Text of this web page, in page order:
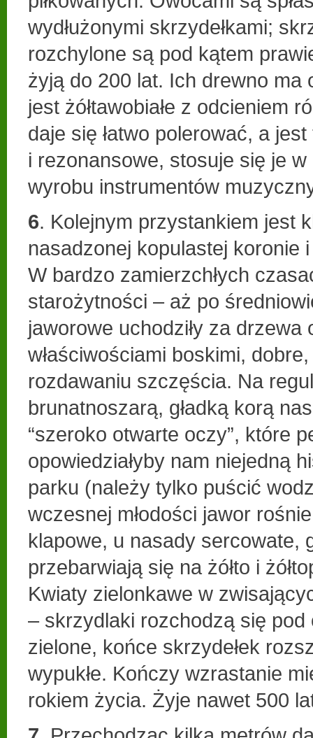
wydłużonymi skrzydełkami;
rozchylone są pod kątem
żyją do 200 lat. Ich drewno ma
jest żółtawobiałe z odcieniem
daje się łatwo polerować, a
i rezonansowe, stosuje się je
wyrobu instrumentów
6. Kolejnym przystankiem jest
nasadzonej kopulastej koronie
W bardzo zamierzchłych
starożytności – aż po
jaworowe uchodziły za drzewa
właściwościami boskimi,
rozdawaniu szczęścia. Na
brunatnoszarą, gładką korą
“szeroko otwarte oczy”, które
opowiedziałyby nam niejedną
parku (należy tylko puścić
wczesnej młodości jawor
klapowe, u nasady sercowate,
przebarwiają się na żółto i
Kwiaty zielonkawe w
– skrzydlaki rozchodzą się pod
zielone, końce skrzydełek
wypukłe. Kończy wzrastanie
rokiem życia. Żyje nawet 500